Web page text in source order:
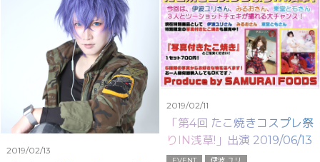
2019/02/13
2019/02/11
「第4回 たこ焼きコスプレ祭
りIN浅草!」出演 2019/06/13